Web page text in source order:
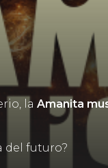
la Amanita
del futuro?